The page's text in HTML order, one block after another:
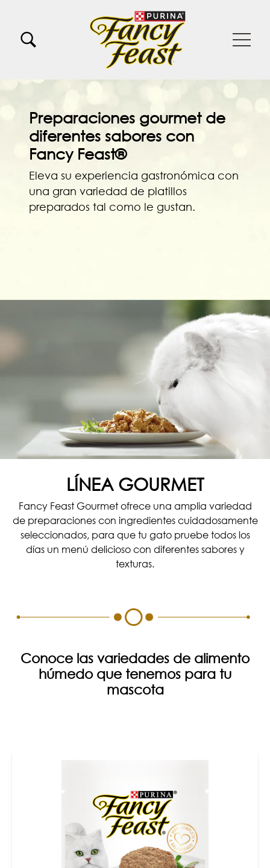
Menu Secundario Fancy feast
Menu Principal Fancy Feast
Preparaciones gourmet de
diferentes sabores con
Fancy Feast®
Eleva su experiencia gastronómica con
una gran variedad de platillos
preparados tal como le gustan.
LÍNEA GOURMET
Fancy Feast Gourmet ofrece una amplia variedad
de preparaciones con ingredientes cuidadosamente
seleccionados, para que tu gato pruebe todos los
días un menú delicioso con diferentes sabores y
texturas.
Conoce las variedades de alimento
húmedo que tenemos para tu
mascota